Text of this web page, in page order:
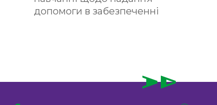
допомоги в забезпеченні